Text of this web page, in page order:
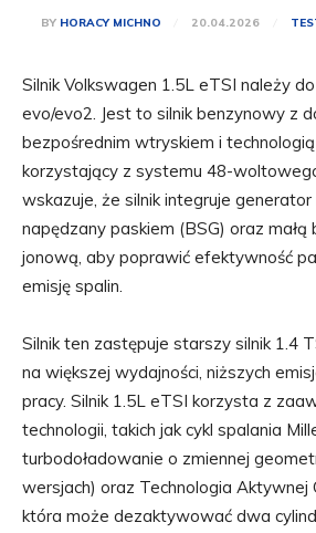
BY HORACY MICHNO 20.04.2026
Silnik Volkswagen 1.5L eTSI należy
evo/evo2. Jest to silnik benzynowy z
bezpośrednim wtryskiem i
korzystający z systemu 48-
wskazuje, że silnik integruje generator
napędzany paskiem (BSG) oraz
jonową, aby poprawić efektywność
emisję spalin.
Silnik ten zastępuje starszy silnik 1.4
na większej wydajności, niższych
pracy. Silnik 1.5L eTSI korzysta z
technologii, takich jak cykl spalania
turbodoładowanie o zmiennej
wersjach) oraz Technologia Aktywnej
która może dezaktywować dwa